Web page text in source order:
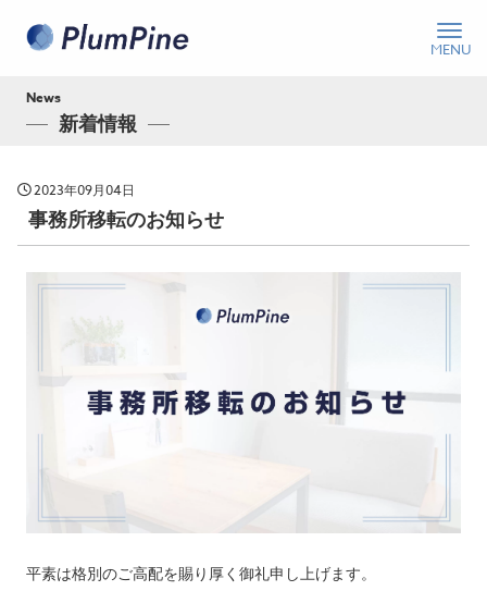
News
新着情報
2023年09月04日
事務所移転のお知らせ
平素は格別のご高配を賜り厚く御礼申し上げます。